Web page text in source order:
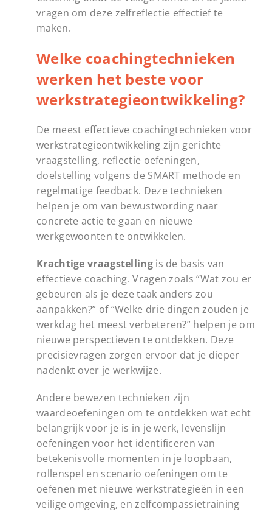
vragen om deze zelfreflectie effectief te
maken.
Welke coachingtechnieken
werken het beste voor
werkstrategieontwikkeling?
De meest effectieve coachingtechnieken voor
werkstrategieontwikkeling zijn gerichte
vraagstelling, reflectie oefeningen,
doelstelling volgens de SMART methode en
regelmatige feedback. Deze technieken
helpen je om van bewustwording naar
concrete actie te gaan en nieuwe
werkgewoonten te ontwikkelen.
Krachtige vraagstellingis de basis van
effectieve coaching. Vragen zoals “Wat zou er
gebeuren als je deze taak anders zou
aanpakken?” of “Welke drie dingen zouden je
werkdag het meest verbeteren?” helpen je om
nieuwe perspectieven te ontdekken. Deze
precisievragen zorgen ervoor dat je dieper
nadenkt over je werkwijze.
Andere bewezen technieken zijn
waardeoefeningen om te ontdekken wat echt
belangrijk voor je is in je werk, levenslijn
oefeningen voor het identificeren van
betekenisvolle momenten in je loopbaan,
rollenspel en scenario oefeningen om te
oefenen met nieuwe werkstrategieën in een
veilige omgeving, en zelfcompassietraining